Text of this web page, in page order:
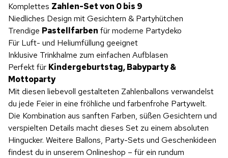
Komplettes Zahlen-Set von 0 bis 9
Niedliches Design mit Gesichtern & Partyhütchen
Trendige Pastellfarben für moderne Partydeko
Für Luft- und Heliumfüllung geeignet
Inklusive Trinkhalme zum einfachen Aufblasen
Perfekt für Kindergeburtstag, Babyparty &
Mottoparty
Mit diesen liebevoll gestalteten Zahlenballons verwandelst
du jede Feier in eine fröhliche und farbenfrohe Partywelt.
Die Kombination aus sanften Farben, süßen Gesichtern und
verspielten Details macht dieses Set zu einem absoluten
Hingucker. Weitere Ballons, Party-Sets und Geschenkideen
findest du in unserem Onlineshop – für ein rundum